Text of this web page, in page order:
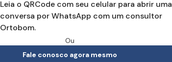
Leia o QRCode com seu celular para abrir uma
conversa por WhatsApp com um consultor
Ortobom.
Ou
Fale conosco agora mesmo